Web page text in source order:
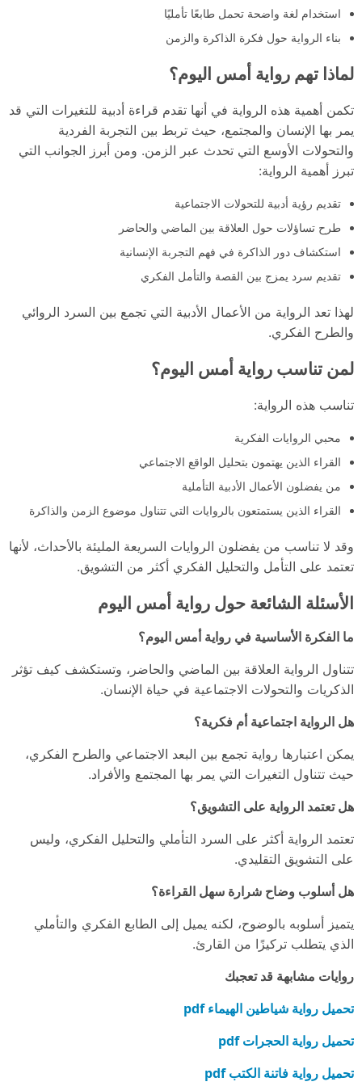
استخدام لغة واضحة تحمل طابعًا تأمليًا
بناء الرواية حول فكرة الذاكرة والزمن
لماذا تهم رواية أمس اليوم؟
تكمن أهمية هذه الرواية في أنها تقدم قراءة أدبية للتغيرات التي قد
يمر بها الإنسان والمجتمع، حيث تربط بين التجربة الفردية
والتحولات الأوسع التي تحدث عبر الزمن. ومن أبرز الجوانب التي
تبرز أهمية الرواية:
تقديم رؤية أدبية للتحولات الاجتماعية
طرح تساؤلات حول العلاقة بين الماضي والحاضر
استكشاف دور الذاكرة في فهم التجربة الإنسانية
تقديم سرد يمزج بين القصة والتأمل الفكري
لهذا تعد الرواية من الأعمال الأدبية التي تجمع بين السرد الروائي
والطرح الفكري.
لمن تناسب رواية أمس اليوم؟
تناسب هذه الرواية:
محبي الروايات الفكرية
القراء الذين يهتمون بتحليل الواقع الاجتماعي
من يفضلون الأعمال الأدبية التأملية
القراء الذين يستمتعون بالروايات التي تتناول موضوع الزمن والذاكرة
وقد لا تناسب من يفضلون الروايات السريعة المليئة بالأحداث، لأنها
تعتمد على التأمل والتحليل الفكري أكثر من التشويق.
الأسئلة الشائعة حول رواية أمس اليوم
ما الفكرة الأساسية في رواية أمس اليوم؟
تتناول الرواية العلاقة بين الماضي والحاضر، وتستكشف كيف تؤثر
الذكريات والتحولات الاجتماعية في حياة الإنسان.
هل الرواية اجتماعية أم فكرية؟
يمكن اعتبارها رواية تجمع بين البعد الاجتماعي والطرح الفكري،
حيث تتناول التغيرات التي يمر بها المجتمع والأفراد.
هل تعتمد الرواية على التشويق؟
تعتمد الرواية أكثر على السرد التأملي والتحليل الفكري، وليس
على التشويق التقليدي.
هل أسلوب وضاح شرارة سهل القراءة؟
يتميز أسلوبه بالوضوح، لكنه يميل إلى الطابع الفكري والتأملي
الذي يتطلب تركيزًا من القارئ.
روايات مشابهة قد تعجبك
تحميل رواية شياطين الهيماء pdf
تحميل رواية الحجرات pdf
تحميل رواية فاتنة الكتب pdf